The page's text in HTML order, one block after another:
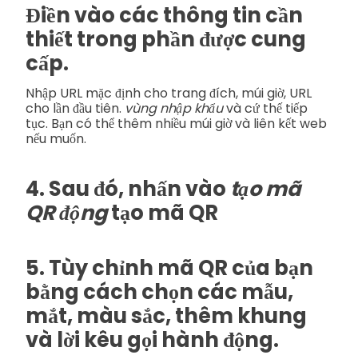
Điền vào các thông tin cần
thiết trong phần được cung
cấp.
Nhập URL mặc định cho trang đích, múi giờ, URL
cho lần đầu tiên. vùng nhập khẩuvà cứ thế tiếp
tục. Bạn có thể thêm nhiều múi giờ và liên kết web
nếu muốn.
4. Sau đó, nhấn vào tạo mã
QR độngtạo mã QR
5. Tùy chỉnh mã QR của bạn
bằng cách chọn các mẫu,
mắt, màu sắc, thêm khung
và lời kêu gọi hành động.